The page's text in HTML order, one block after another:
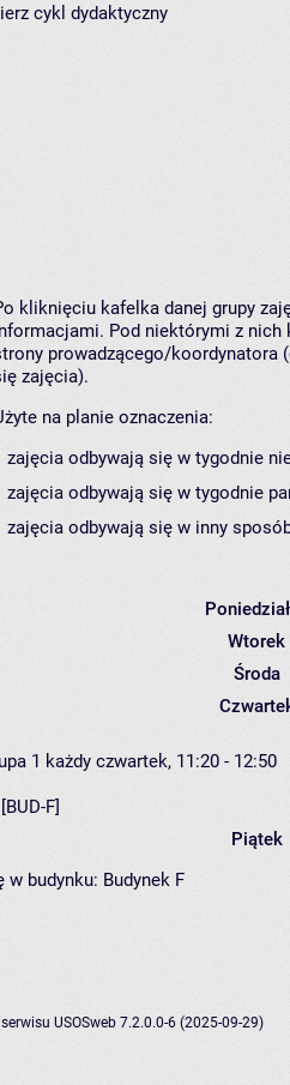
cykl dydaktyczny
kliknięciu kafelka danej grupy
Pod niektórymi z nich
prowadzącego/koordynatora
zajęcia).
na planie oznaczenia:
zajęcia odbywają się w tygodnie
zajęcia odbywają się w tygodnie
zajęcia odbywają się w inny
Wtorek
Środa
1 każdy czwartek, 11:20 - 12:50
F]
Piątek
w budynku: Budynek F
USOSweb 7.2.0.0-6 (2025-09-29)